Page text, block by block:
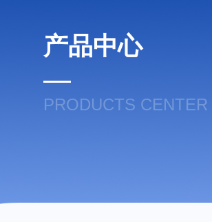
产品中心
PRODUCTS CENTER